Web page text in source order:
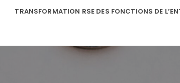
TRANSFORMATION RSE DES FONCTIONS DE